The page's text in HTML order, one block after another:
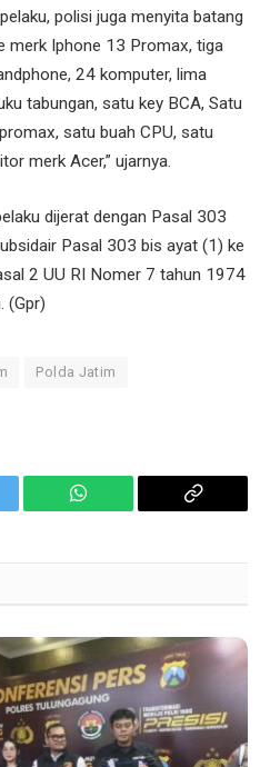
polisi juga menyita batang
merk Iphone 13 Promax, tiga
24 komputer, lima
tabungan, satu key BCA, Satu
satu buah CPU, satu
merk Acer,” ujarnya.
dijerat dengan Pasal 303
Pasal 303 bis ayat (1) ke
2 UU RI Nomer 7 tahun 1974
(Gpr)
Polda Jatim
WhatsApp
Copy